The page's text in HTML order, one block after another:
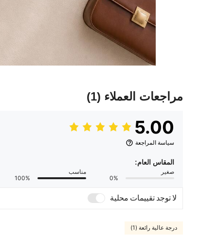
مراجعات العملاء (1)
5.00
سياسة المراجعة
المقاس العام:
صغير
0%
مناسب
100%
لا توجد تقييمات محلية
درجة عالية رائعة (1)